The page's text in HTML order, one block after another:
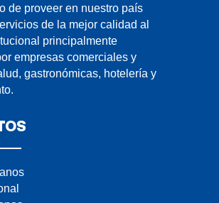
de proveer en nuestro país
de la mejor calidad al
principalmente
empresas comerciales y
gastronómicas, hotelería y